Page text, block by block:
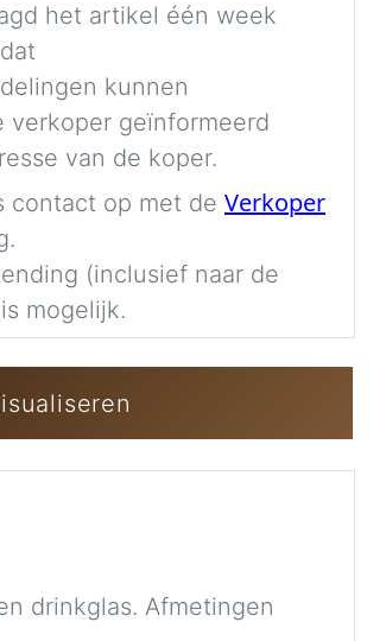
het artikel één week
kunnen
verkoper geïnformeerd
van de koper.
contact op met de Verkoper
(inclusief naar de
mogelijk.
drinkglas. Afmetingen